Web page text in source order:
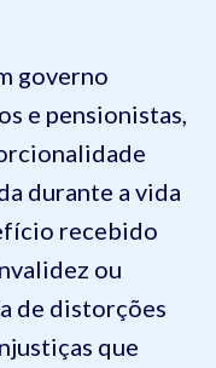
governo
e pensionistas,
durante a vida
recebido
ou
de distorções
que